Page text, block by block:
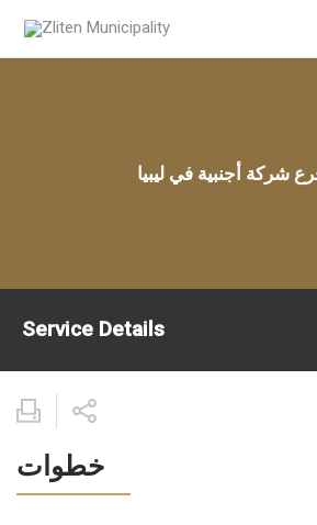
شركة أجنبية في ليبيا
Service Details
خطوات